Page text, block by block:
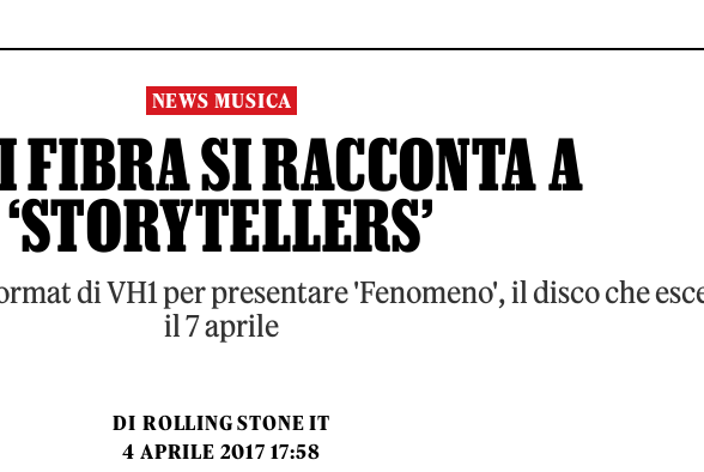
NEWS MUSICA
FIBRA SI RACCONTA A
‘STORYTELLERS’
di VH1 per presentare 'Fenomeno', il disco che
il 7 aprile
DI ROLLING STONE IT
4 APRILE 2017 17:58